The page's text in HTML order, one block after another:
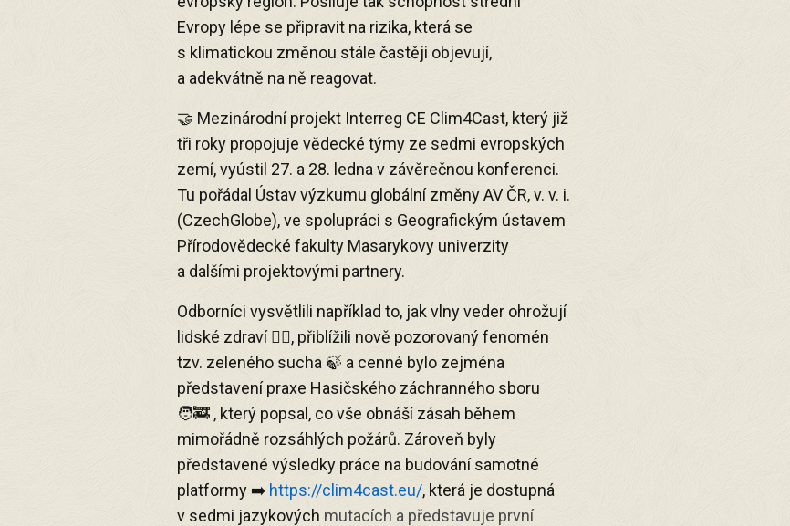
Evropy lépe se připravit na rizika, která se
s klimatickou změnou stále častěji objevují,
a adekvátně na ně reagovat.
🤝 Mezinárodní projekt Interreg CE Clim4Cast, který již
tři roky propojuje vědecké týmy ze sedmi evropských
zemí, vyústil 27. a 28. ledna v závěrečnou konferenci.
Tu pořádal Ústav výzkumu globální změny AV ČR, v. v. i.
(CzechGlobe), ve spolupráci s Geografickým ústavem
Přírodovědecké fakulty Masarykovy univerzity
a dalšími projektovými partnery.
Odborníci vysvětlili například to, jak vlny veder ohrožují
lidské zdraví 🤷‍♂️, přiblížili nově pozorovaný fenomén
tzv. zeleného sucha 🍃 a cenné bylo zejména
představení praxe Hasičského záchranného sboru
🧑‍🚒 , který popsal, co vše obnáší zásah během
mimořádně rozsáhlých požárů. Zároveň byly
představené výsledky práce na budování samotné
platformy ➡️ https://clim4cast.eu/, která je dostupná
v sedmi jazykových mutacích a představuje první